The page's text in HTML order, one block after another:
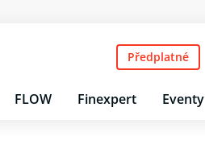
FLOW Finexpert Eventy
Předplatné